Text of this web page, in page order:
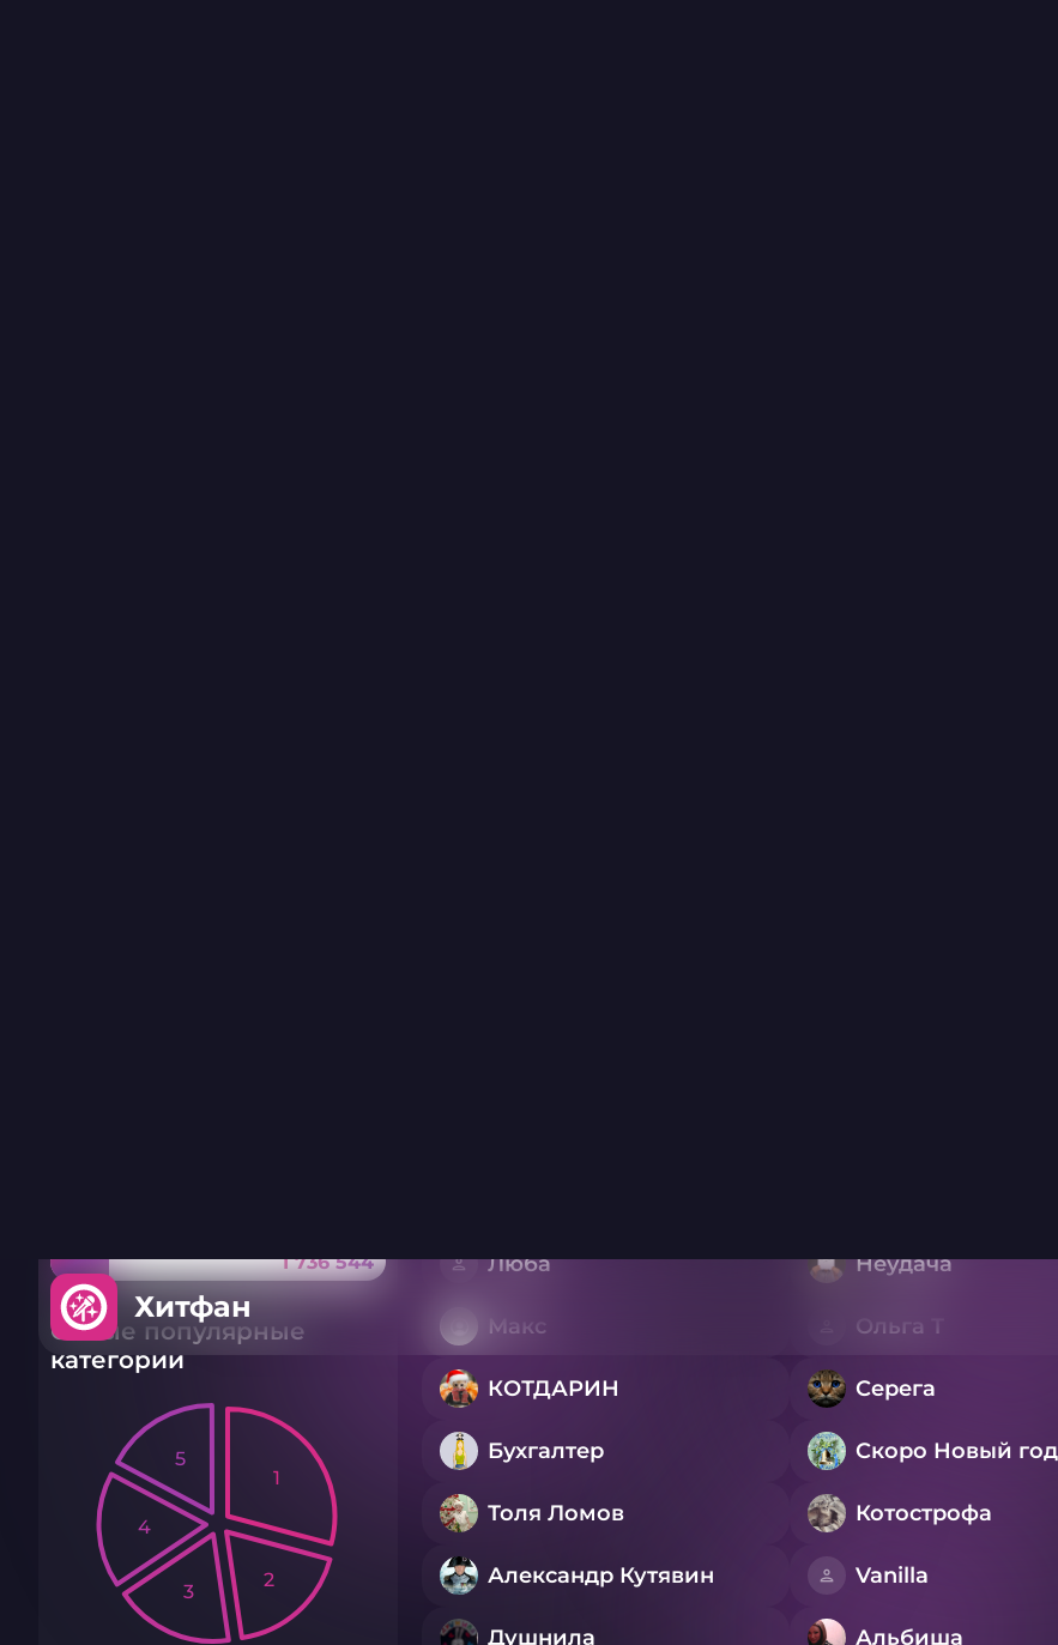
1 736 544
Самые популярные
категории
1
2
3
4
5
Люба Неудача
Макс
КОТДАРИН Серега
Бухгалтер Скоро Новый год
Толя Ломов Котострофа
Александр Кутявин Vanilla
Душнила Альбиша